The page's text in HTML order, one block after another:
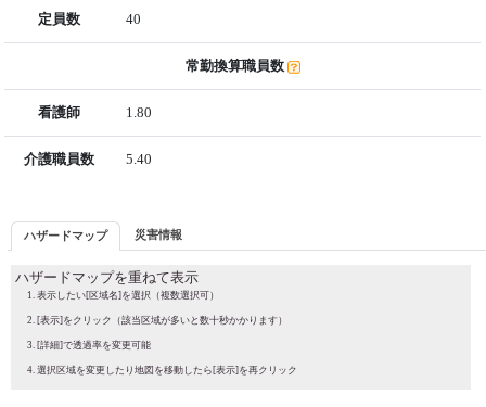
定員数 40
常勤換算職員数
看護師 1.80
介護職員数 5.40
ハザードマップ 災害情報
ハザードマップを重ねて表示
表示したい[区域名]を選択（複数選択可）
[表示]をクリック（該当区域が多いと数十秒かかります）
[詳細]で透過率を変更可能
選択区域を変更したり地図を移動したら[表示]を再クリック